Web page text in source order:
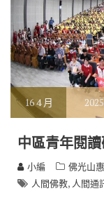
164 月 2025
中區青年閱
小編 佛光山
人間佛教, 人間通